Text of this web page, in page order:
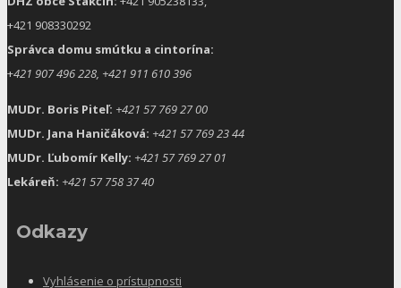
+421 908330292
Správca domu smútku a cintorína:
+421 907 496 228, +421 911 610 396
MUDr. Boris Piteľ: +421 57 769 27 00
MUDr. Jana Haničáková: +421 57 769 23 44
MUDr. Ľubomír Kelly: +421 57 769 27 01
Lekáreň: +421 57 758 37 40
Odkazy
Vyhlásenie o prístupnosti